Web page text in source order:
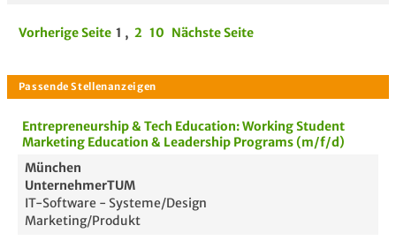
Vorherige Seite 1 , 2 10 Nächste Seite
Entrepreneurship & Tech Education: Working Student
Marketing Education & Leadership Programs (m/f/d)
München
UnternehmerTUM
IT-Software - Systeme/Design
Marketing/Produkt